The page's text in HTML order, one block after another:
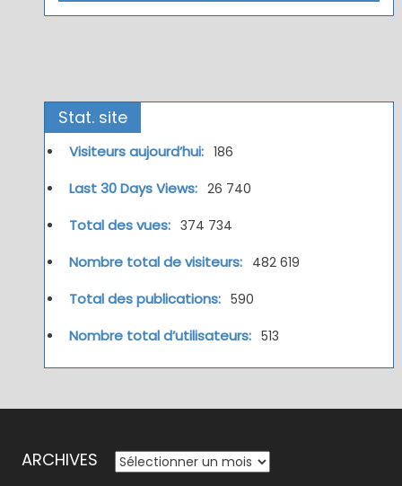
Stat. site
Visiteurs aujourd’hui: 186
Last 30 Days Views: 26 740
Total des vues: 374 734
Nombre total de visiteurs: 482 619
Total des publications: 590
Nombre total d’utilisateurs: 513
ARCHIVES ARCHIVES